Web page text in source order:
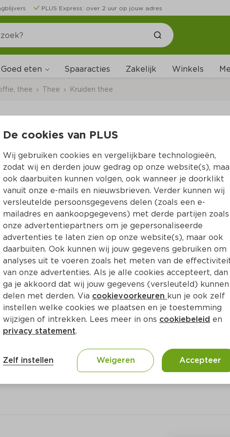
PLUS Express: over 2 uur op jouw adres
Goed eten Spaaracties Zakelijk Winkels
thee Thee Kruiden thee
Zonnatura Thee
Per Doos 35 g  (per kilo €76.86)
2.69
Toevoegen
De cookies van PLUS
Wij gebruiken cookies en vergelijkbare technologieën,
zodat wij en derden jouw gedrag op onze website(s),
ook daarbuiten kunnen volgen, ook wanneer je doorklikt
vanuit onze e-mails en nieuwsbrieven. Verder kunnen wij
versleutelde persoonsgegevens delen (zoals een e-
mailadres en aankoopgegevens) met derde partijen zoals
onze advertentiepartners om je gepersonaliseerde
advertenties te laten zien op onze website(s), maar ook
daarbuiten. Ook kunnen wij jouw gegevens gebruiken om
analyses uit te voeren zoals het meten van de
van onze advertenties. Als je alle cookies accepteert, dan
ga je akkoord dat wij jouw gegevens (versleuteld) kunnen
delen met derden. Via cookievoorkeuren kun je ook zelf
instellen welke cookies we plaatsen en je toestemming
wijzigen of intrekken. Lees meer in ons cookiebeleid en
privacy statement.
Zelf instellen Weigeren Accepteer